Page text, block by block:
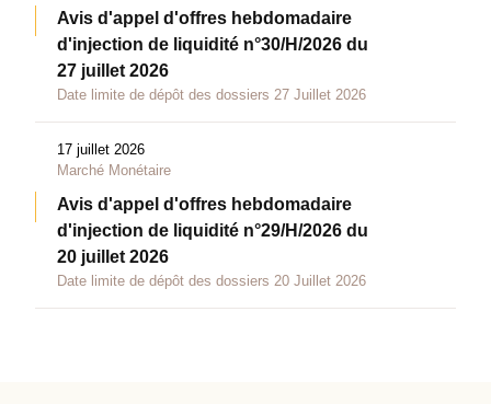
Avis d'appel d'offres hebdomadaire
d'injection de liquidité n°30/H/2026 du
27 juillet 2026
Date limite de dépôt des dossiers 27 Juillet 2026
17 juillet 2026
Marché Monétaire
Avis d'appel d'offres hebdomadaire
d'injection de liquidité n°29/H/2026 du
20 juillet 2026
Date limite de dépôt des dossiers 20 Juillet 2026